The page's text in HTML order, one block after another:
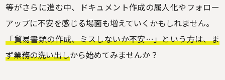
等がさらに進む中、ドキュメント作成の属人化やフォロー
アップに不安を感じる場面も増えていくかもしれません。
「貿易書類の作成、ミスしないか不安…」という方は、ま
ず業務の洗い出しから始めてみませんか？